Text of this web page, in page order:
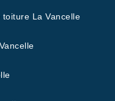
La Vancelle